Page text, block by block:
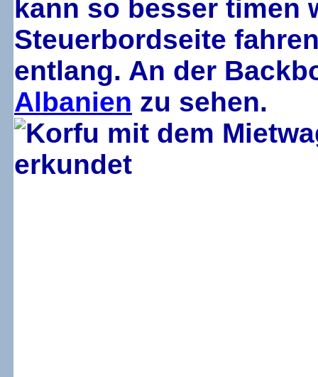
kann so besser timen
Steuerbordseite
entlang. An der
Albanien zu sehen.